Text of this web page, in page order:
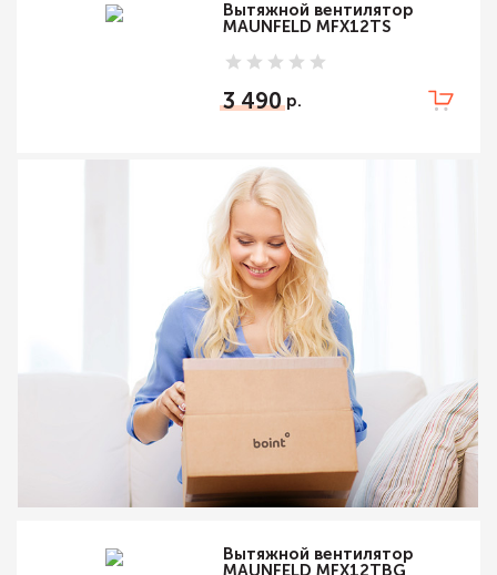
Вытяжной вентилятор
MAUNFELD MFX12TS
3 490
Вытяжной вентилятор
MAUNFELD MFX12TBG